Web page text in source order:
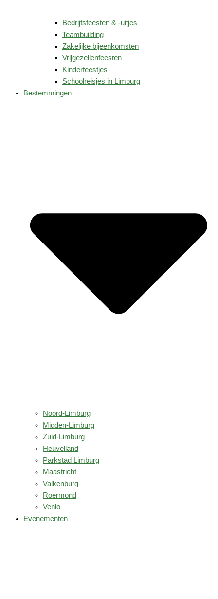
Bedrijfsfeesten & -uitjes
Teambuilding
Zakelijke bijeenkomsten
Vrijgezellenfeesten
Kinderfeestjes
Schoolreisjes in Limburg
Bestemmingen
Noord-Limburg
Midden-Limburg
Zuid-Limburg
Heuvelland
Parkstad Limburg
Maastricht
Valkenburg
Roermond
Venlo
Evenementen